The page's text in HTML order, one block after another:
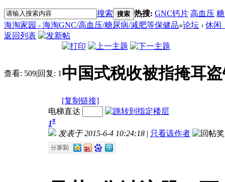
搜索 搜索 热搜: GNC钙片 高血压
海淘家园 - 海淘GNC/高血压/糖尿病/减肥等保健品»论坛 › 休闲
返回列表
查看: 509|回复: 1 中国式税收被指掩耳
[复制链接]
电梯直达
1#
发表于 2015-6-4 10:24:18 | 只看该作者